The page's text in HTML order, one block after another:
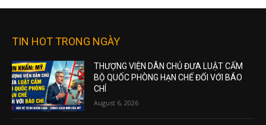
TIN HOT TRONG NGÀY
THƯỢNG VIỆN DÂN CHỦ ĐƯA LUẬT CẤM
BỘ QUỐC PHÒNG HẠN CHẾ ĐỐI VỚI BÁO
CHÍ
August 6, 2026